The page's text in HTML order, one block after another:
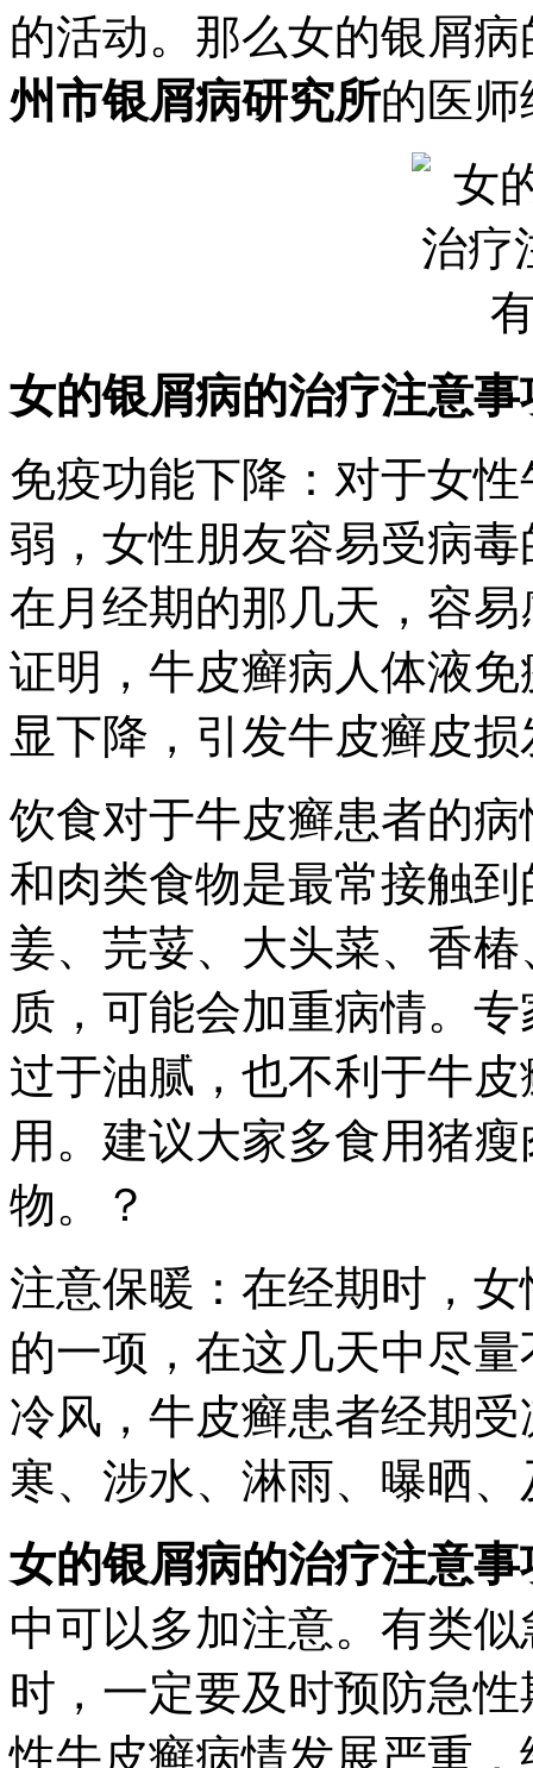
的活动。那么女的银屑
州市银屑病研究所的医
女的银屑病的治疗注意
免疫功能下降：对于女
弱，女性朋友容易受病
在月经期的那几天，容
证明，牛皮癣病人体液
显下降，引发牛皮癣皮
饮食对于牛皮癣患者的
和肉类食物是最常接触
姜、芫荽、大头菜、香
质，可能会加重病情。
过于油腻，也不利于牛
用。建议大家多食用猪
物。？
注意保暖：在经期时，
的一项，在这几天中尽
冷风，牛皮癣患者经期
寒、涉水、淋雨、曝晒
女的银屑病的治疗注意
中可以多加注意。有类
时，一定要及时预防急
性牛皮癣病情发展严重